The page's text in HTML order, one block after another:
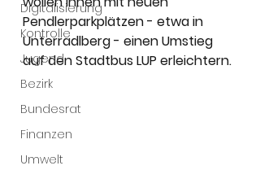
Digitalisierung
Kontrolle
Jugend
Bezirk
Bundesrat
Finanzen
Umwelt
Pendlerparkplätzen - etwa in
Unterradlberg - einen Umstieg
auf den Stadtbus LUP erleichtern.